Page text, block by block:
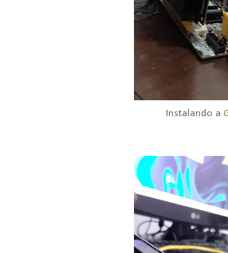
Instalando a